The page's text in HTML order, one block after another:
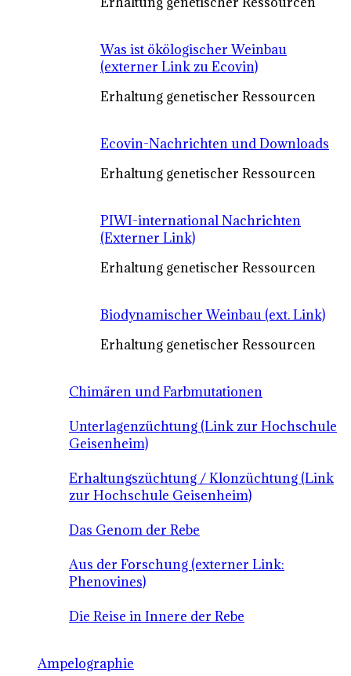
Was ist ökölogischer Weinbau
(externer Link zu Ecovin)
Erhaltung genetischer Ressourcen
Ecovin-Nachrichten und Downloads
Erhaltung genetischer Ressourcen
PIWI-international Nachrichten
(Externer Link)
Erhaltung genetischer Ressourcen
Biodynamischer Weinbau (ext. Link)
Erhaltung genetischer Ressourcen
Chimären und Farbmutationen
Unterlagenzüchtung (Link zur Hochschule
Geisenheim)
Erhaltungszüchtung / Klonzüchtung (Link
zur Hochschule Geisenheim)
Das Genom der Rebe
Aus der Forschung (externer Link:
Phenovines)
Die Reise in Innere der Rebe
Ampelographie